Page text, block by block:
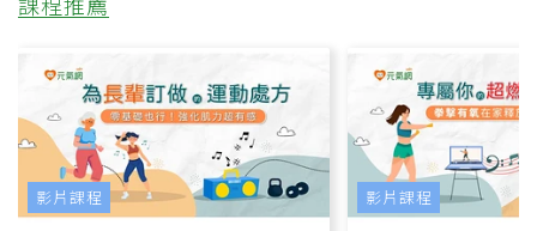
影片課程 影片課程